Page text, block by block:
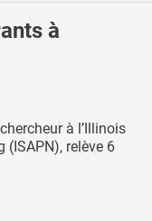
à
à l’Illinois
(ISAPN), relève 6